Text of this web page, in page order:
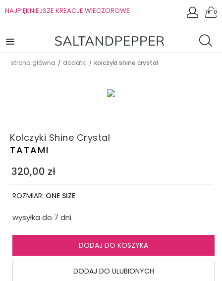
NAJPIĘKNIEJSZE KREACJE WIECZOROWE 0
strona główna / dodatki / kolczyki shine crystal
Kolczyki Shine Crystal
TATAMI
320,00 zł
ROZMIAR: ONE SIZE
wysyłka do 7 dni
DODAJ DO KOSZYKA
DODAJ DO ULUBIONYCH